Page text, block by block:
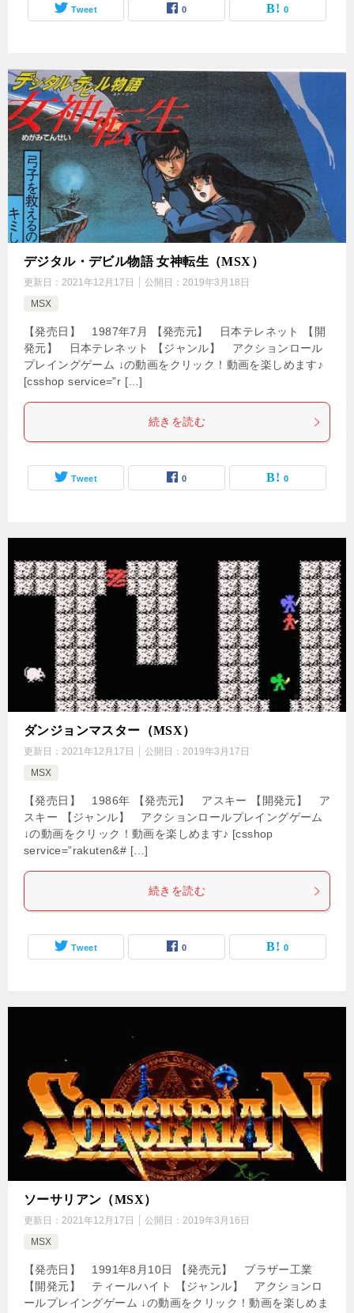
Tweet 0 0
デジタル・デビル物語 女神転生（MSX）
更新日： 2021年12月17日 公開日： 2019年3月18日
MSX
【発売日】 1987年7月 【発売元】 日本テレネット 【開
発元】 日本テレネット 【ジャンル】 アクションロール
プレイングゲーム ↓の動画をクリック！動画を楽しめます♪
[csshop service=”r […]
続きを読む
Tweet 0 0
ダンジョンマスター（MSX）
更新日： 2021年12月17日 公開日： 2019年3月17日
MSX
【発売日】 1986年 【発売元】 アスキー 【開発元】 ア
スキー 【ジャンル】 アクションロールプレイングゲーム
↓の動画をクリック！動画を楽しめます♪ [csshop
service=”rakuten&# […]
続きを読む
Tweet 0 0
ソーサリアン（MSX）
更新日： 2021年12月17日 公開日： 2019年3月16日
MSX
【発売日】 1991年8月10日 【発売元】 ブラザー工業
【開発元】 ティールハイト 【ジャンル】 アクションロ
ールプレイングゲーム ↓の動画をクリック！動画を楽しめま